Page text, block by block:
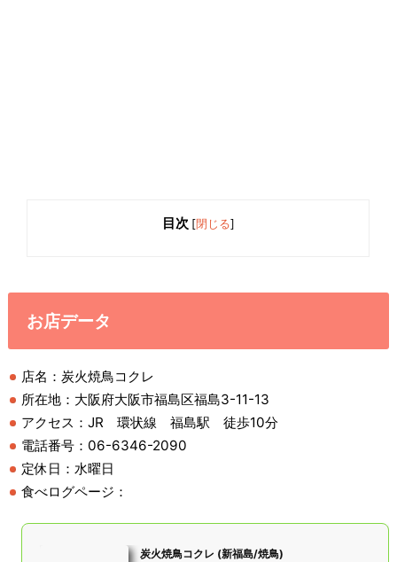
目次 [閉じる]
お店データ
店名：炭火焼鳥コクレ
所在地：大阪府大阪市福島区福島3-11-13
アクセス：JR 環状線 福島駅 徒歩10分
電話番号：06-6346-2090
定休日：水曜日
食べログページ：
炭火焼鳥コクレ (新福島/焼鳥)